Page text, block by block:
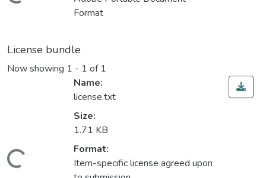
Format
License bundle
Now showing 1 - 1 of 1
Name:
license.txt
Size:
1.71 KB
Format:
Item-specific license agreed upon